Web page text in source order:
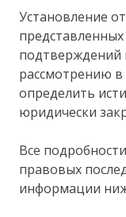
Установление
подтверждений
рассмотрению в
определить
юридически
Все
правовых
информации